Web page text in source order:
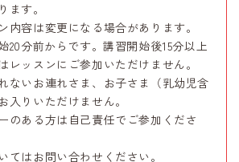
ます。
内容は変更になる場合があります。
20分前からです。講習開始後15分以上
レッスンにご参加いただけません。
ないお連れさま、お子さま（乳幼児含
入りいただけません。
のある方は自己責任でご参加くださ
はお問い合わせください。